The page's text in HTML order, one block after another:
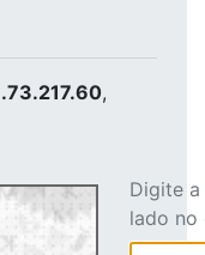
,
Digite
lado no